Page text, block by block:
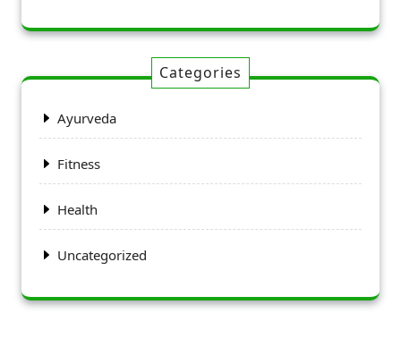
Categories
Ayurveda
Fitness
Health
Uncategorized